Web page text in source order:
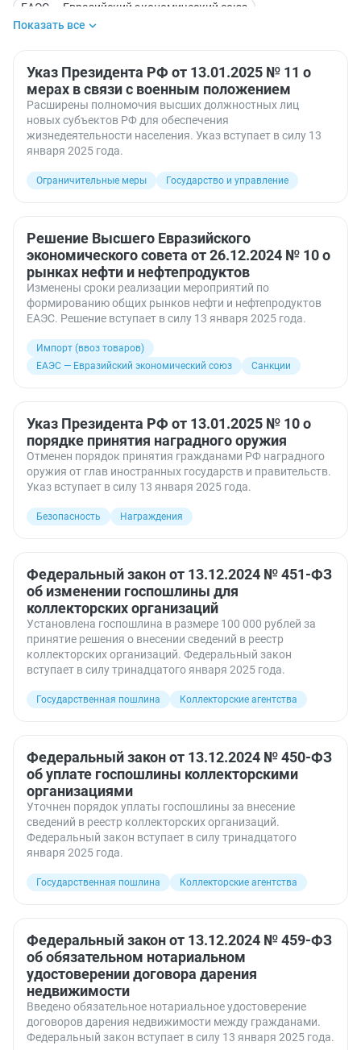
ЕАЭС — Евразийский экономический союз
Импорт (ввоз товаров)
Ограничительные меры
Санкции
Показать все
Указ Президента РФ от 13.01.2025 № 11 о
мерах в связи с военным положением
Расширены полномочия высших должностных лиц
новых субъектов РФ для обеспечения
жизнедеятельности населения. Указ вступает в силу 13
января 2025 года.
Ограничительные меры Государство и управление
Решение Высшего Евразийского
экономического совета от 26.12.2024 № 10 о
рынках нефти и нефтепродуктов
Изменены сроки реализации мероприятий по
формированию общих рынков нефти и нефтепродуктов
ЕАЭС. Решение вступает в силу 13 января 2025 года.
Импорт (ввоз товаров)
ЕАЭС — Евразийский экономический союз
Санкции
Указ Президента РФ от 13.01.2025 № 10 о
порядке принятия наградного оружия
Отменен порядок принятия гражданами РФ наградного
оружия от глав иностранных государств и правительств.
Указ вступает в силу 13 января 2025 года.
Безопасность Награждения
Федеральный закон от 13.12.2024 № 451-ФЗ
об изменении госпошлины для
коллекторских организаций
Установлена госпошлина в размере 100 000 рублей за
принятие решения о внесении сведений в реестр
коллекторских организаций. Федеральный закон
вступает в силу тринадцатого января 2025 года.
Государственная пошлина Коллекторские агентства
Федеральный закон от 13.12.2024 № 450-ФЗ
об уплате госпошлины коллекторскими
организациями
Уточнен порядок уплаты госпошлины за внесение
сведений в реестр коллекторских организаций.
Федеральный закон вступает в силу тринадцатого
января 2025 года.
Государственная пошлина Коллекторские агентства
Федеральный закон от 13.12.2024 № 459-ФЗ
об обязательном нотариальном
удостоверении договора дарения
недвижимости
Введено обязательное нотариальное удостоверение
договоров дарения недвижимости между гражданами.
Федеральный закон вступает в силу 13 января 2025 года.